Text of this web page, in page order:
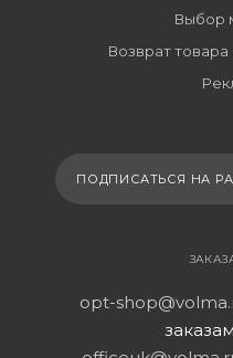
Выбор
Возврат
ПОДПИСАТЬСЯ НА
opt-